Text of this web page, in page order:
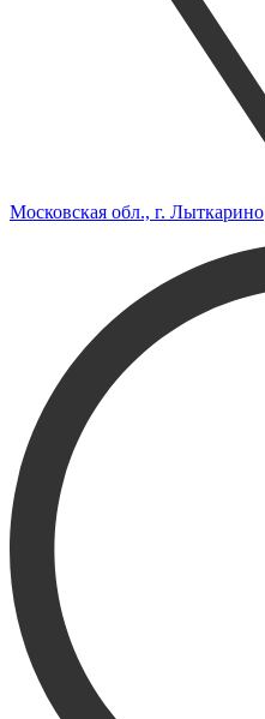
Московская обл., г. Лыткарино